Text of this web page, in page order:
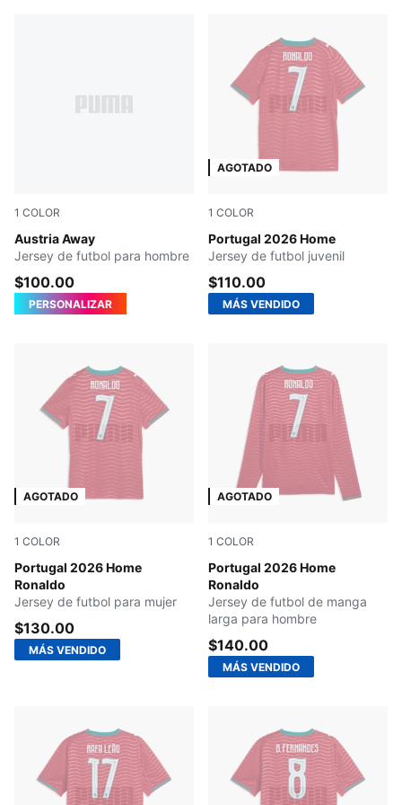
1 COLOR
Austria Away
PUMA White-Mint Melt
Jersey de futbol para hombre
$100.00
PERSONALIZAR
AGOTADO
1 COLOR
Portugal 2026 Home
Club Red-Green Lagoon
Jersey de futbol juvenil
$110.00
MÁS VENDIDO
AGOTADO
1 COLOR
Portugal 2026 Home
Ronaldo
Club Red-Green Lagoon
Jersey de futbol para mujer
$130.00
MÁS VENDIDO
AGOTADO
1 COLOR
Portugal 2026 Home
Ronaldo
Club Red-Green Lagoon
Jersey de futbol de manga
larga para hombre
$140.00
MÁS VENDIDO